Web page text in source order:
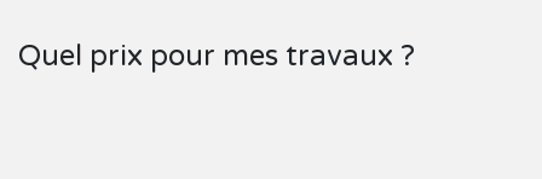
Quel prix pour mes travaux ?